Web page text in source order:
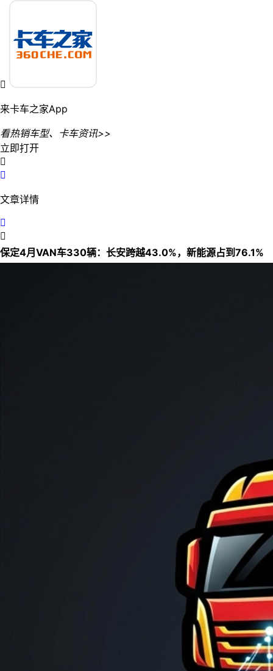

来卡车之家App
看热销车型、卡车资讯>>
立即打开


文章详情


保定4月VAN车330辆：长安跨越43.0%，新能源占到76.1%